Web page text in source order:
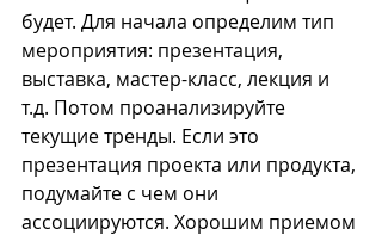
будет. Для начала определим тип
мероприятия: презентация,
выставка, мастер-класс, лекция и
т.д. Потом проанализируйте
текущие тренды. Если это
презентация проекта или продукта,
подумайте с чем они
ассоциируются. Хорошим приемом